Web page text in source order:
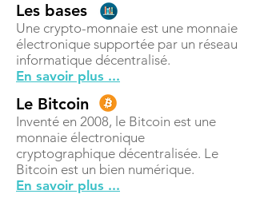
Les bases
Une crypto-monnaie est une monnaie
électronique supportée par un réseau
informatique décentralisé.
En savoir plus ...
Le Bitcoin
Inventé en 2008, le Bitcoin est une
monnaie électronique
cryptographique décentralisée. Le
Bitcoin est un bien numérique.
En savoir plus ...